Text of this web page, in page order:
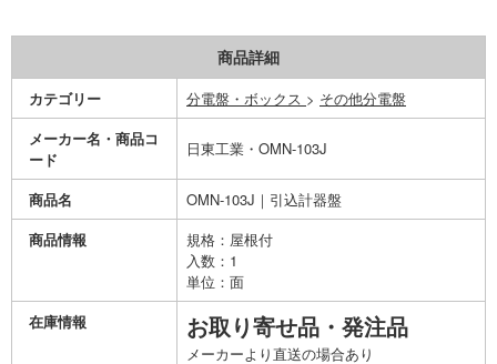
商品詳細
カテゴリー 分電盤・ボックス > その他分電盤
メーカー名・商品コ
ード
日東工業・OMN-103J
商品名
OMN-103J｜引込計器盤
商品情報
規格：屋根付
入数：1
単位：面
在庫情報
お取り寄せ品・発注品
メーカーより直送の場合あり